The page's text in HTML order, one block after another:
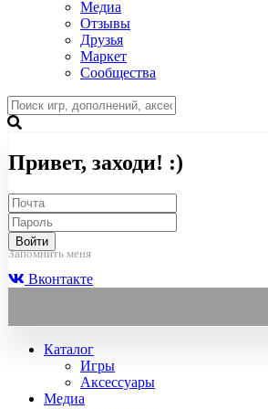
Медиа
Отзывы
Друзья
Маркет
Сообщества
Привет, заходи! :)
Войти
Запомнить меня
Вконтакте
Каталог
Игры
Аксессуары
Медиа